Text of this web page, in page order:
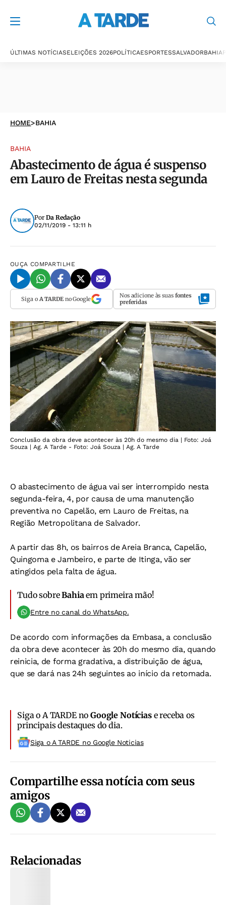
ÚLTIMAS NOTÍCIASELEIÇÕES 2026POLÍTICAESPORTESSALVADORBAHIA
HOME>BAHIA
BAHIA
Abastecimento de água é suspenso
em Lauro de Freitas nesta segunda
Por Da Redação
02/11/2019 - 13:11 h
OUÇA COMPARTILHE
Siga o A TARDEno Google Nos adicione às suas fontes
preferidas
Conclusão da obra deve acontecer às 20h do mesmo dia | Foto: Joá
Souza | Ag. A Tarde - Foto: Joá Souza | Ag. A Tarde
O abastecimento de água vai ser interrompido nesta
segunda-feira, 4, por causa de uma manutenção
preventiva no Capelão, em Lauro de Freitas, na
Região Metropolitana de Salvador.
A partir das 8h, os bairros de Areia Branca, Capelão,
Quingoma e Jambeiro, e parte de Itinga, vão ser
atingidos pela falta de água.
Tudo sobreBahia em primeira mão!
Entre no canal do WhatsApp.
De acordo com informações da Embasa, a conclusão
da obra deve acontecer às 20h do mesmo dia, quando
reinicia, de forma gradativa, a distribuição de água,
que se dará nas 24h seguintes ao início da retomada.
Siga o A TARDE noGoogle Notíciase receba os
principais destaques do dia.
Siga o A TARDE no Google Noticias
Compartilhe essa notícia com seus
amigos
Relacionadas